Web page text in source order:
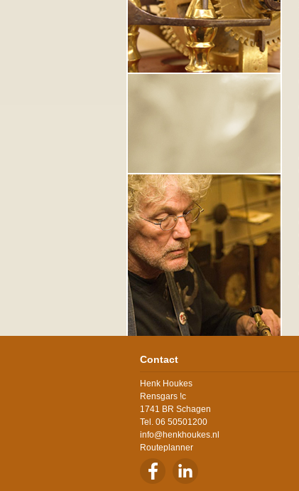
Contact
Henk Houkes
Rensgars !c
1741 BR Schagen
Tel. 06 50501200
info@henkhoukes.nl
Routeplanner